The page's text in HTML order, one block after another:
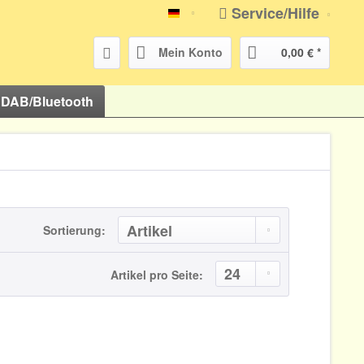
atr-shop.deService/Hilfe
Mein Konto 0,00 € *
DAB/Bluetooth
Sortierung:
Artikel pro Seite: